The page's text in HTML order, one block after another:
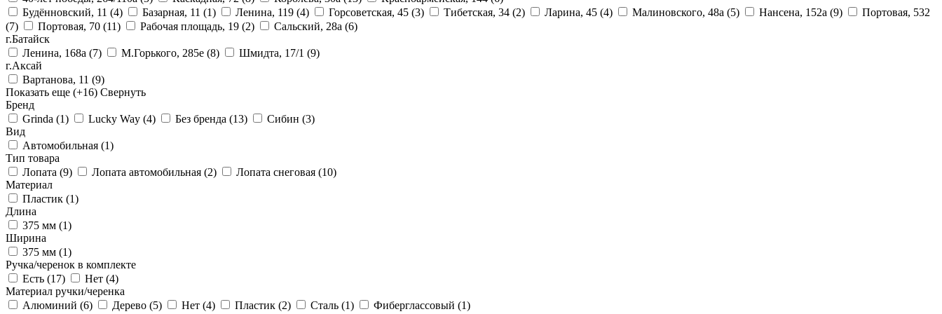
Будённовский, 11 (4) Базарная, 11 (1) Ленина, 119 (4) Горсоветская, 45 (3) Тибетская, 34 (2) Ларина, 45 (4) Малиновского, 48а (5) Нансена, 152а (9)
Портовая, 532
(7)
Портовая, 70 (11) Рабочая площадь, 19 (2) Сальский, 28a (6)
г.Батайск
Ленина, 168а (7) М.Горького, 285е (8) Шмидта, 17/1 (9)
г.Аксай
Вартанова, 11 (9)
Показать еще (+16) Свернуть
Бренд
Grinda (1) Lucky Way (4) Без бренда (13) Сибин (3)
Вид
Автомобильная (1)
Тип товара
Лопата (9) Лопата автомобильная (2) Лопата снеговая (10)
Материал
Пластик (1)
Длина
375 мм (1)
Ширина
375 мм (1)
Ручка/черенок в комплекте
Есть (17) Нет (4)
Материал ручки/черенка
Алюминий (6) Дерево (5) Нет (4) Пластик (2) Сталь (1) Фиберглассовый (1)